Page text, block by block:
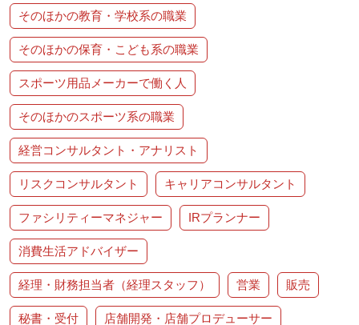
そのほかの教育・学校系の職業
そのほかの保育・こども系の職業
スポーツ用品メーカーで働く人
そのほかのスポーツ系の職業
経営コンサルタント・アナリスト
リスクコンサルタント キャリアコンサルタント
ファシリティーマネジャー IRプランナー
消費生活アドバイザー
経理・財務担当者（経理スタッフ） 営業 販売
秘書・受付 店舗開発・店舗プロデューサー